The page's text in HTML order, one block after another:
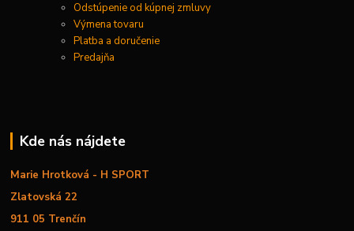
Odstúpenie od kúpnej zmluvy
Výmena tovaru
Platba a doručenie
Predajňa
Kde nás nájdete
Marie Hrotková - H SPORT
Zlatovská 22
911 05 Trenčín